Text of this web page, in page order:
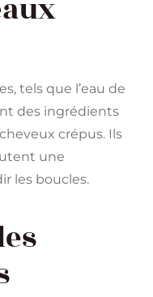
tels que l’eau de
des ingrédients
crépus. Ils
une
les boucles.